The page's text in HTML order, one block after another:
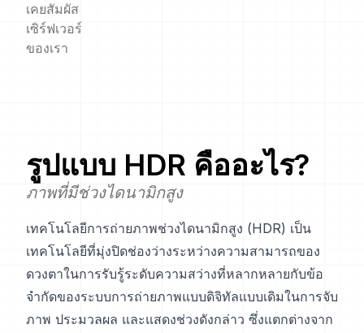
เคยสัมผัส
เซิร์ฟเวอร์
ของเรา
รูปแบบ HDR คืออะไร?
ภาพที่มีช่วงไดนามิกสูง
เทคโนโลยีการถ่ายภาพช่วงไดนามิกสูง (HDR) เป็น
เทคโนโลยีที่มุ่งปิดช่องว่างระหว่างความสามารถของ
ดวงตาในการรับรู้ระดับความสว่างที่หลากหลายกับข้อ
จำกัดของระบบการถ่ายภาพแบบดิจิทัลแบบเดิมในการจับ
ภาพ ประมวลผล และแสดงช่วงดังกล่าว ซึ่งแตกต่างจาก